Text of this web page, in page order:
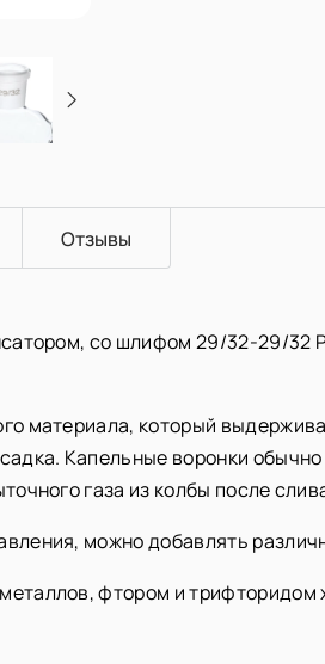
Отзывы
со шлифом 29/32-29/
материала, который
Капельные воронки
газа из колбы после
можно добавлять
фтором и трифторидом